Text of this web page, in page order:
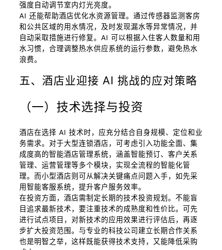
强度自动调节室内灯光亮度。
AI 还能帮助酒店优化水资源管理。通过传感器监测客房
和公共区域的用水情况，及时发现漏水等异常情况，并
自动采取措施进行修复。AI 可以根据入住客人数量和用
水习惯，合理调整热水供应系统的运行参数，避免热水
浪费。
五、酒店业迎接 AI 挑战的应对策略
（一）技术选择与投资
酒店在选择 AI 技术时，应充分结合自身规模、定位和业
务需求。对于大型连锁酒店，可考虑引入功能全面、集
成度高的智能酒店管理系统，涵盖智能预订、客户关系
管理、运营管理等多个模块，实现全流程的智能化管
理。而小型酒店则可从解决关键痛点问题入手，如先采
用智能客服系统，提升客户服务效率。
在投资方面，酒店需制定长期的技术投资规划。不能盲
目追求最新技术，要注重技术的成熟度和性价比。可先
进行试点项目，对新技术的应用效果进行评估后，再逐
步扩大投资范围。与专业的科技公司建立长期合作关系
也是明智之举，这样既能获得技术支持，又能降低采购